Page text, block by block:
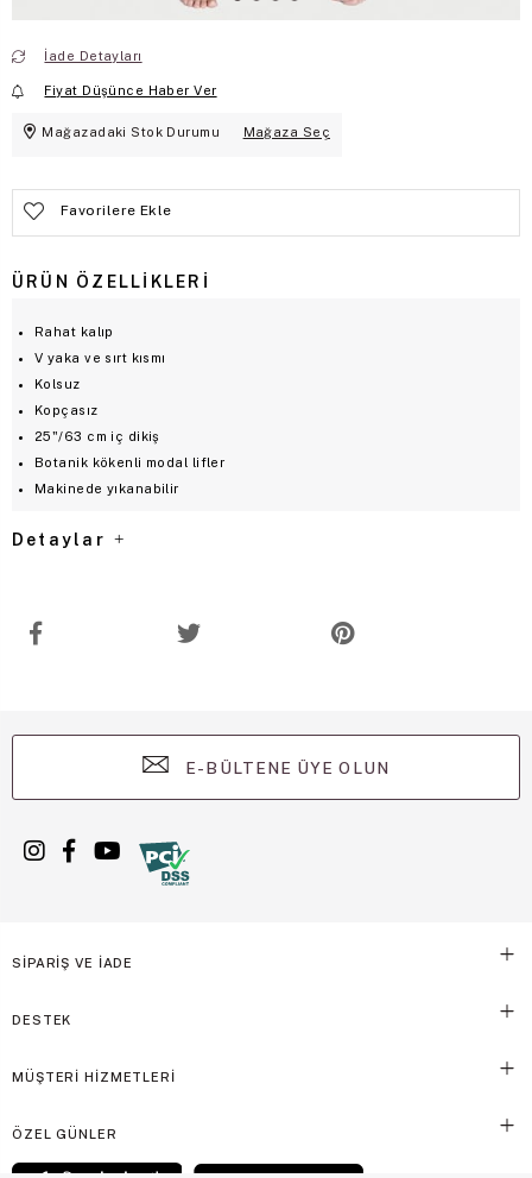
İade Detayları
Fiyat Düşünce Haber Ver
Mağazadaki Stok Durumu Mağaza Seç
Favorilere Ekle
ÜRÜN ÖZELLIKLERI
Rahat kalıp
V yaka ve sırt kısmı
Kolsuz
Kopçasız
25"/63 cm iç dikiş
Botanik kökenli modal lifler
Makinede yıkanabilir
Detaylar
E-BÜLTENE ÜYE OLUN
SİPARİŞ VE İADE
DESTEK
MÜŞTERİ HİZMETLERİ
ÖZEL GÜNLER